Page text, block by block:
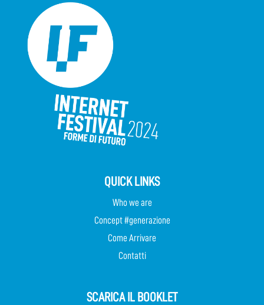
QUICK LINKS
Who we are
Concept #generazione
Come Arrivare
Contatti
SCARICA IL BOOKLET